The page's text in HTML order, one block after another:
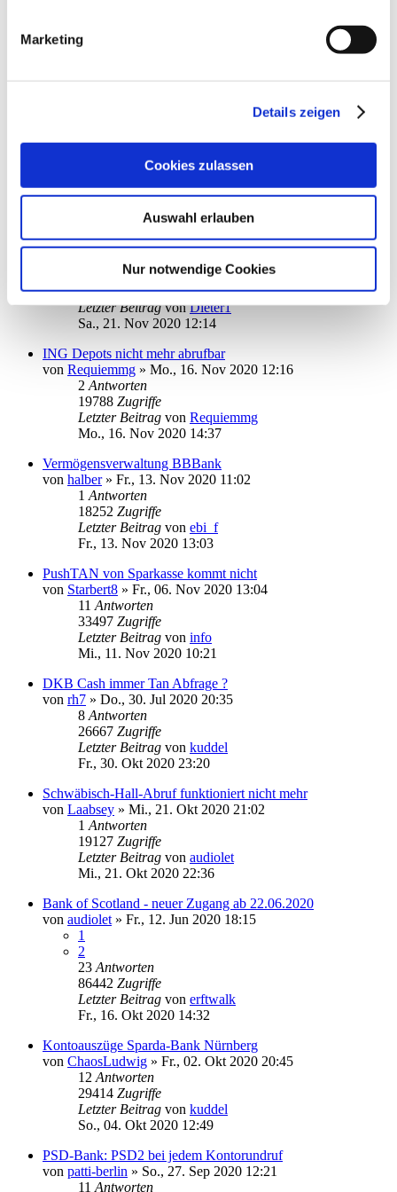
Marketing
Details zeigen
Cookies zulassen
Auswahl erlauben
Nur notwendige Cookies
3
Antworten
Letzter Beitragvonebi_f
So., 22. Nov 2020 16:05
Barclaycard Kontoabruf hängt / Screenscraping
Antworten
18281Zugriffe
Letzter BeitragvonDieter1
Sa., 21. Nov 2020 12:14
ING Depots nicht mehr abrufbar
von Requiemmg » Mo., 16. Nov 2020 12:16
2 Antworten
19788 Zugriffe
Letzter Beitrag von Requiemmg
Mo., 16. Nov 2020 14:37
Vermögensverwaltung BBBank
von halber» Fr., 13. Nov 2020 11:02
1 Antworten
18252 Zugriffe
Letzter Beitrag von ebi_f
Fr., 13. Nov 2020 13:03
PushTAN von Sparkasse kommt nicht
von Starbert8 » Fr., 06. Nov 2020 13:04
11 Antworten
33497 Zugriffe
Letzter Beitrag von info
Mi., 11. Nov 2020 10:21
DKB Cash immer Tan Abfrage ?
von rh7 » Do., 30. Jul 2020 20:35
8 Antworten
26667 Zugriffe
Letzter Beitrag von kuddel
Fr., 30. Okt 2020 23:20
Schwäbisch-Hall-Abruf funktioniert nicht mehr
von Laabsey » Mi., 21. Okt 2020 21:02
1 Antworten
19127 Zugriffe
Letzter Beitrag von audiolet
Mi., 21. Okt 2020 22:36
Bank of Scotland - neuer Zugang ab 22.06.2020
von audiolet » Fr., 12. Jun 2020 18:15
1
2
23 Antworten
86442 Zugriffe
Letzter Beitrag von erftwalk
Fr., 16. Okt 2020 14:32
Kontoauszüge Sparda-Bank Nürnberg
von ChaosLudwig » Fr., 02. Okt 2020 20:45
12 Antworten
29414 Zugriffe
Letzter Beitrag von kuddel
So., 04. Okt 2020 12:49
PSD-Bank: PSD2 bei jedem Kontorundruf
von patti-berlin » So., 27. Sep 2020 12:21
11 Antworten